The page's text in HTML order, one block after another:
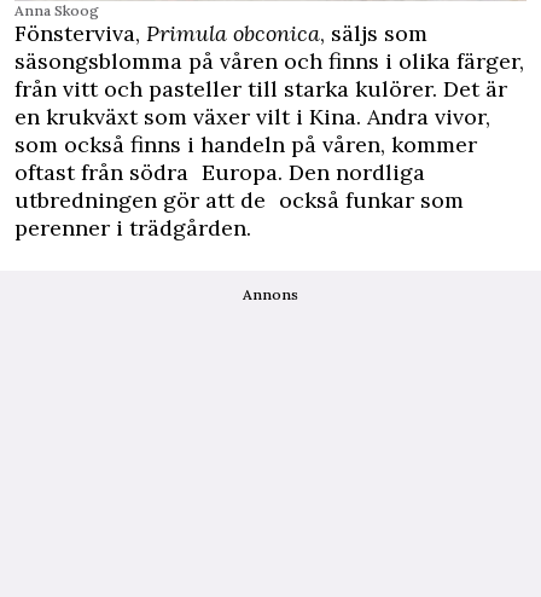
Anna Skoog
Fönsterviva, Primula obconica, säljs som
säsongsblomma på våren och finns i olika färger,
från vitt och pasteller till starka kulörer. Det är
en krukväxt som växer vilt i Kina. Andra vivor,
som också finns i handeln på våren, kommer
oftast från södra Europa. Den nordliga
utbredningen gör att de också funkar som
perenner i trädgården.
Annons